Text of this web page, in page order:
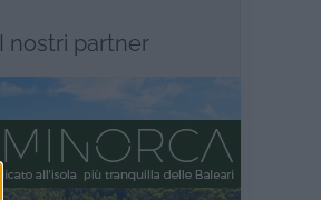
I nostri partner